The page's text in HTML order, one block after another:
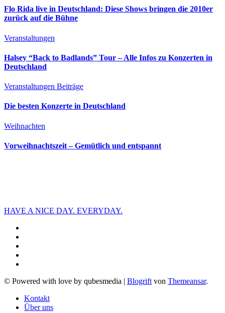
Flo Rida live in Deutschland: Diese Shows bringen die 2010er
zurück auf die Bühne
Veranstaltungen
Halsey “Back to Badlands” Tour – Alle Infos zu Konzerten in
Deutschland
Veranstaltungen Beiträge
Die besten Konzerte in Deutschland
Weihnachten
Vorweihnachtszeit – Gemütlich und entspannt
HAVE A NICE DAY. EVERYDAY.
© Powered with love by qubesmedia | Blogrift von Themeansar.
Kontakt
Über uns